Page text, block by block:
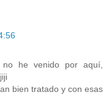
he venido por aquí,
bien tratado y con esas